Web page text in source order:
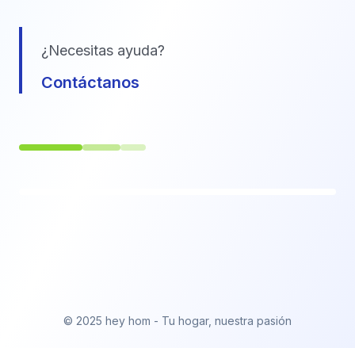
¿Necesitas ayuda?
Contáctanos
© 2025 hey hom - Tu hogar, nuestra pasión